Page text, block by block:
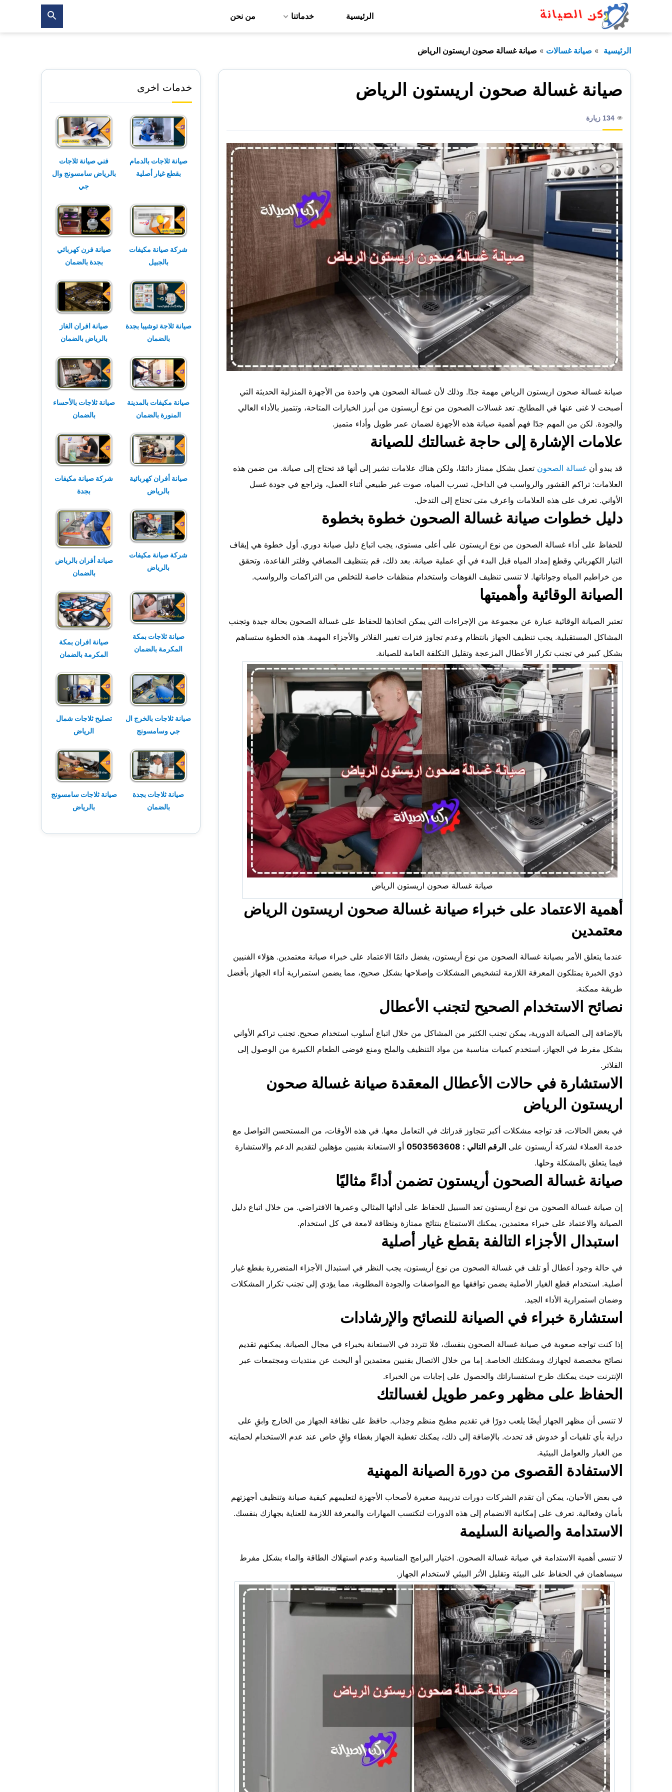
الرئيسية خدماتنا من نحن
بحث
عن
الرئيسية صيانة غسالات صيانة غسالة صحون اريستون الرياض
صيانة غسالة صحون اريستون الرياض
134 زيارة
صيانة غسالة صحون اريستون الرياض مهمة جدًا. وذلك لأن غسالة الصحون هي واحدة من الأجهزة المنزلية الحديثة التي
أصبحت لا غنى عنها في المطابخ. تعد غسالات الصحون من نوع أريستون من أبرز الخيارات المتاحة، وتتميز بالأداء العالي
والجودة. لكن من المهم جدًا فهم أهمية صيانة هذه الأجهزة لضمان عمر طويل وأداء متميز.
علامات الإشارة إلى حاجة غسالتك للصيانة
قد يبدو أن غسالة الصحون تعمل بشكل ممتاز دائمًا، ولكن هناك علامات تشير إلى أنها قد تحتاج إلى صيانة. من ضمن هذه
العلامات: تراكم القشور والرواسب في الداخل، تسرب المياه، صوت غير طبيعي أثناء العمل، وتراجع في جودة غسل
الأواني. تعرف على هذه العلامات واعرف متى تحتاج إلى التدخل.
دليل خطوات صيانة غسالة الصحون خطوة بخطوة
للحفاظ على أداء غسالة الصحون من نوع اريستون على أعلى مستوى، يجب اتباع دليل صيانة دوري. أول خطوة هي إيقاف
التيار الكهربائي وقطع إمداد المياه قبل البدء في أي عملية صيانة. بعد ذلك، قم بتنظيف المصافي وفلتر القاعدة، وتحقق
من خراطيم المياه وجواناتها. لا تنسى تنظيف الفوهات واستخدام منظفات خاصة للتخلص من التراكمات والرواسب.
الصيانة الوقائية وأهميتها
تعتبر الصيانة الوقائية عبارة عن مجموعة من الإجراءات التي يمكن اتخاذها للحفاظ على غسالة الصحون بحالة جيدة وتجنب
المشاكل المستقبلية. يجب تنظيف الجهاز بانتظام وعدم تجاوز فترات تغيير الفلاتر والأجزاء المهمة. هذه الخطوة ستساهم
بشكل كبير في تجنب تكرار الأعطال المزعجة وتقليل التكلفة العامة للصيانة.
صيانة غسالة صحون اريستون الرياض
أهمية الاعتماد على خبراء صيانة غسالة صحون اريستون الرياض
معتمدين
عندما يتعلق الأمر بصيانة غسالة الصحون من نوع أريستون، يفضل دائمًا الاعتماد على خبراء صيانة معتمدين. هؤلاء الفنيين
ذوي الخبرة يمتلكون المعرفة اللازمة لتشخيص المشكلات وإصلاحها بشكل صحيح، مما يضمن استمرارية أداء الجهاز بأفضل
طريقة ممكنة.
نصائح الاستخدام الصحيح لتجنب الأعطال
بالإضافة إلى الصيانة الدورية، يمكن تجنب الكثير من المشاكل من خلال اتباع أسلوب استخدام صحيح. تجنب تراكم الأواني
بشكل مفرط في الجهاز، استخدم كميات مناسبة من مواد التنظيف والملح ومنع فوضى الطعام الكبيرة من الوصول إلى
الفلاتر.
الاستشارة في حالات الأعطال المعقدة صيانة غسالة صحون
اريستون الرياض
في بعض الحالات، قد تواجه مشكلات أكبر تتجاوز قدراتك في التعامل معها. في هذه الأوقات، من المستحسن التواصل مع
خدمة العملاء لشركة أريستون على الرقم التالي : 0503563608
أو الاستعانة بفنيين مؤهلين لتقديم الدعم والاستشارة
فيما يتعلق بالمشكلة وحلها.
صيانة غسالة الصحون أريستون تضمن أداءً مثاليًا
إن صيانة غسالة الصحون من نوع أريستون تعد السبيل للحفاظ على أدائها المثالي وعمرها الافتراضي. من خلال اتباع دليل
الصيانة والاعتماد على خبراء معتمدين، يمكنك الاستمتاع بنتائج ممتازة ونظافة لامعة في كل استخدام.
استبدال الأجزاء التالفة بقطع غيار أصلية
في حالة وجود أعطال أو تلف في غسالة الصحون من نوع أريستون، يجب النظر في استبدال الأجزاء المتضررة بقطع غيار
أصلية. استخدام قطع الغيار الأصلية يضمن توافقها مع المواصفات والجودة المطلوبة، مما يؤدي إلى تجنب تكرار المشكلات
وضمان استمرارية الأداء الجيد.
استشارة خبراء في الصيانة للنصائح والإرشادات
إذا كنت تواجه صعوبة في صيانة غسالة الصحون بنفسك، فلا تتردد في الاستعانة بخبراء في مجال الصيانة. يمكنهم تقديم
نصائح مخصصة لجهازك ومشكلتك الخاصة. إما من خلال الاتصال بفنيين معتمدين أو البحث عن منتديات ومجتمعات عبر
الإنترنت حيث يمكنك طرح استفساراتك والحصول على إجابات من الخبراء.
الحفاظ على مظهر وعمر طويل لغسالتك
لا تنسى أن مظهر الجهاز أيضًا يلعب دورًا في تقديم مطبخ منظم وجذاب. حافظ على نظافة الجهاز من الخارج وابقِ على
دراية بأي تلفيات أو خدوش قد تحدث. بالإضافة إلى ذلك، يمكنك تغطية الجهاز بغطاء واقٍ خاص عند عدم الاستخدام لحمايته
من الغبار والعوامل البيئية.
الاستفادة القصوى من دورة الصيانة المهنية
في بعض الأحيان، يمكن أن تقدم الشركات دورات تدريبية صغيرة لأصحاب الأجهزة لتعليمهم كيفية صيانة وتنظيف أجهزتهم
بأمان وفعالية. تعرف على إمكانية الانضمام إلى هذه الدورات لتكتسب المهارات والمعرفة اللازمة للعناية بجهازك بنفسك.
الاستدامة والصيانة السليمة
لا تنسى أهمية الاستدامة في صيانة غسالة الصحون. اختيار البرامج المناسبة وعدم استهلاك الطاقة والماء بشكل مفرط
سيساهمان في الحفاظ على البيئة وتقليل الأثر البيئي لاستخدام الجهاز.
خدمات اخرى
صيانة ثلاجات بالدمام
بقطع غيار أصلية
فني صيانة ثلاجات
بالرياض سامسونج وال
جي
شركة صيانة مكيفات
بالجبيل
صيانة فرن كهربائي
بجدة بالضمان
صيانة ثلاجة توشيبا بجدة
بالضمان
صيانة افران الغاز
بالرياض بالضمان
صيانة مكيفات بالمدينة
المنورة بالضمان
صيانة ثلاجات بالأحساء
بالضمان
صيانة أفران كهربائية
بالرياض
شركة صيانة مكيفات
بجدة
شركة صيانة مكيفات
بالرياض
صيانة أفران بالرياض
بالضمان
صيانة ثلاجات بمكة
المكرمة بالضمان
صيانة افران بمكة
المكرمة بالضمان
صيانة ثلاجات بالخرج ال
جي وسامسونج
تصليح ثلاجات شمال
الرياض
صيانة ثلاجات بجدة
بالضمان
صيانة ثلاجات سامسونج
بالرياض